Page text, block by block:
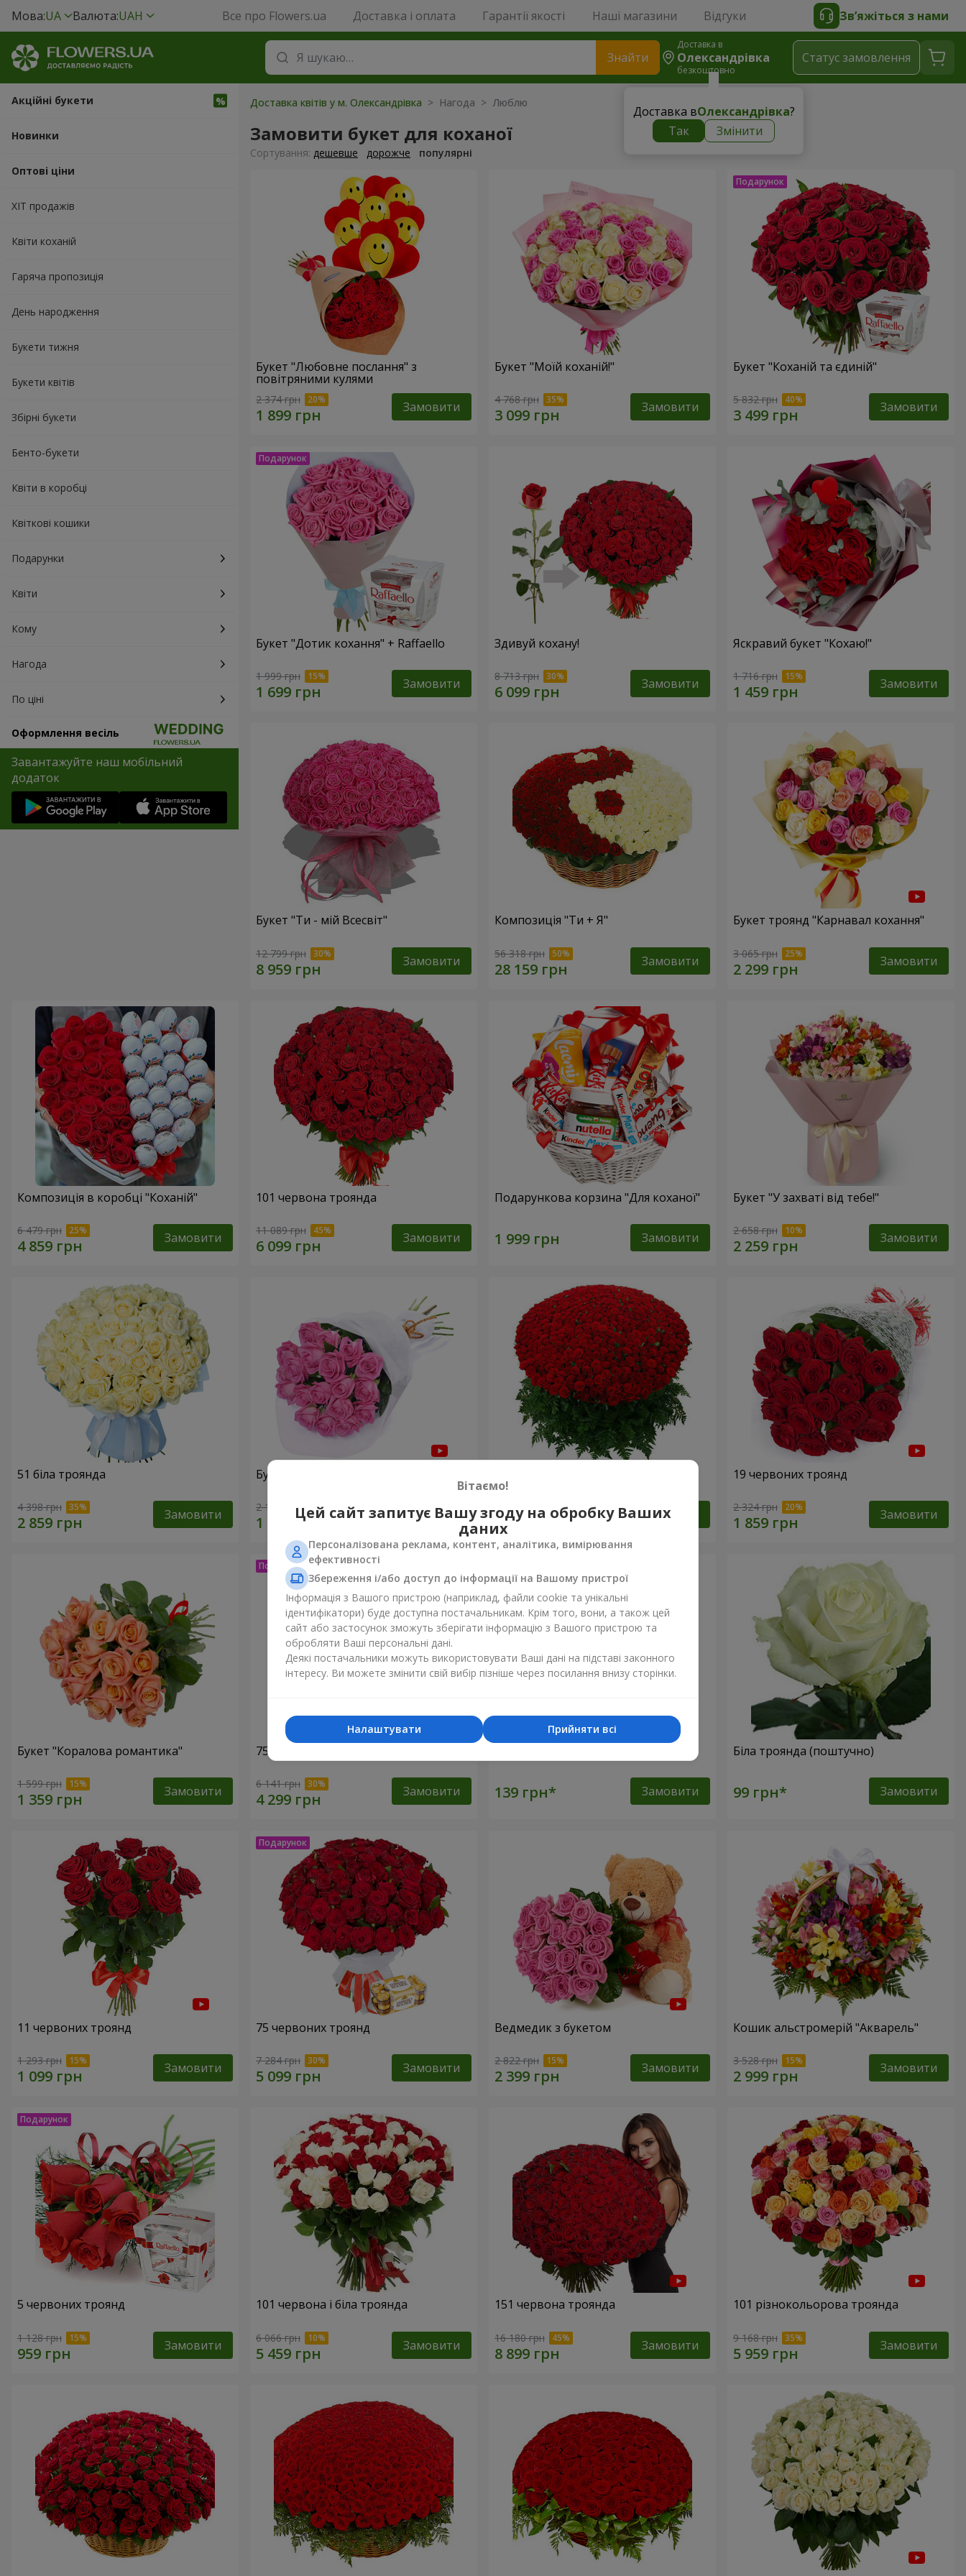
Мова:UA Валюта:UAH Все про Flowers.ua Доставка і оплата Гарантії якості Наші магазини Відгуки Зв’яжіться з нами
Знайти
Доставка в
Олександрівка
безкоштовно
Доставка вОлександрівка?
Так
Змінити
Статус замовлення
Акційні букети
Новинки
Оптові ціни
ХІТ продажів
Квіти коханій
Гаряча пропозиція
День народження
Букети тижня
Букети квітів
Збірні букети
Бенто-букети
Квіти в коробці
Квіткові кошики
Подарунки
Квіти
Кому
Нагода
По ціні
Оформлення весіль
Завантажуйте наш мобільний
додаток
Доставка квітів у м. Олександрівка > Нагода > Люблю
Замовити букет для коханої
Сортування: дешевше дорожче популярні
Букет "Любовне послання" з
повітряними кулями
2 374 грн Замовити
Букет "Моїй коханій!"
4 768 грн Замовити
Букет "Коханій та єдиній"
5 832 грн Замовити
Букет "Дотик кохання" + Raffaello
1 999 грн Замовити
Здивуй кохану!
8 713 грн Замовити
Яскравий букет "Кохаю!"
1 716 грн Замовити
Букет "Ти - мій Всесвіт"
12 799 грн Замовити
Композиція "Ти + Я"
56 318 грн Замовити
Букет троянд "Карнавал кохання"
3 065 грн Замовити
Композиція в коробці "Коханій"
6 479 грн Замовити
101 червона троянда
11 089 грн Замовити
Подарункова корзина "Для коханої"
Замовити
Букет "У захваті від тебе!"
2 658 грн Замовити
51 біла троянда
4 398 грн Замовити
Букет з троянд "Бути з тобою"
2 124 грн Замовити 104 498 грн Замовити
19 червоних троянд
2 324 грн Замовити
Букет "Коралова романтика"
1 599 грн Замовити
75 білих троянд
6 141 грн Замовити Замовити
Біла троянда (поштучно)
Замовити
11 червоних троянд
1 293 грн Замовити
75 червоних троянд
7 284 грн Замовити
Ведмедик з букетом
2 822 грн Замовити
Кошик альстромерій "Акварель"
3 528 грн Замовити
5 червоних троянд
1 128 грн Замовити
101 червона і біла троянда
6 066 грн Замовити
151 червона троянда
16 180 грн Замовити
101 різнокольорова троянда
9 168 грн Замовити
Вітаємо!
Цей сайт запитує Вашу згоду на обробку Ваших
даних
Персоналізована реклама, контент, аналітика, вимірювання
ефективності
Збереження і/або доступ до інформації на Вашому пристрої
Інформація з Вашого пристрою (наприклад, файли cookie та унікальні
ідентифікатори) буде доступна постачальникам. Крім того, вони, а також цей
сайт або застосунок зможуть зберігати інформацію з Вашого пристрою та
обробляти Ваші персональні дані.
Деякі постачальники можуть використовувати Ваші дані на підставі законного
інтересу. Ви можете змінити свій вибір пізніше через посилання внизу сторінки.
Прийняти всі
Налаштувати